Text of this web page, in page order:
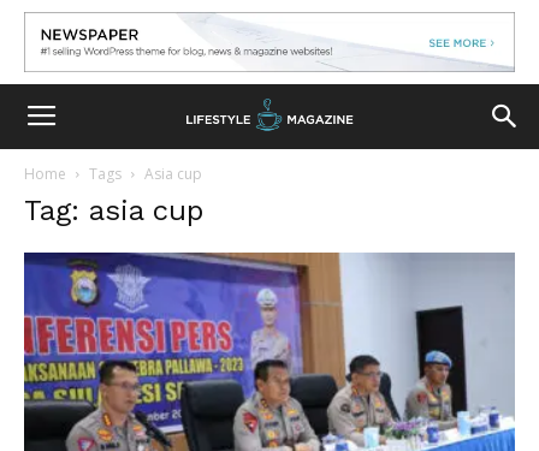
Home Tags Asia cup
Tag: asia cup